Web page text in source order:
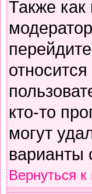
Также как
кто-то
могут
варианты
Вернуться к